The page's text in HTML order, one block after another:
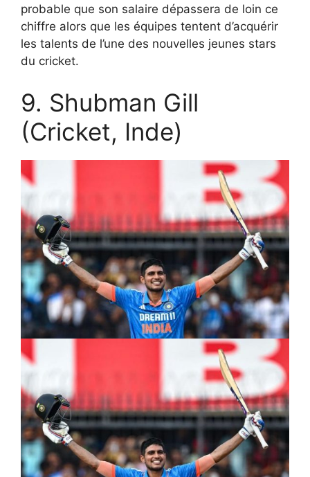
probable que son salaire dépassera de loin ce
chiffre alors que les équipes tentent d’acquérir
les talents de l’une des nouvelles jeunes stars
du cricket.
9. Shubman Gill
(Cricket, Inde)